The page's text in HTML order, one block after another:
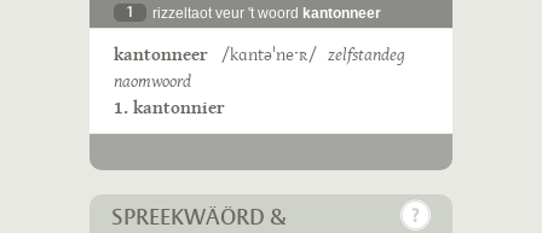
1 rizzeltaot veur 't woord kantonneer
kantonneer /kɑntəˈneˑʀ/ zelfstandeg
naomwoord
1. kantonnier
SPREEKWÄÖRD &